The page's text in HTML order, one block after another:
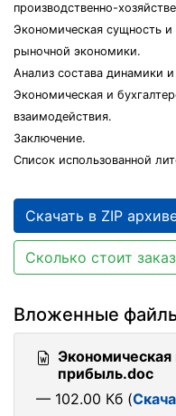
производственно-
Экономическая сущность
рыночной экономики.
Анализ состава динамики
Экономическая и
взаимодействия.
Заключение.
Список использованной
Скачать в ZIP
Сколько стоит
Вложенные
Экономическая
прибыль.doc
— 102.00 Кб (